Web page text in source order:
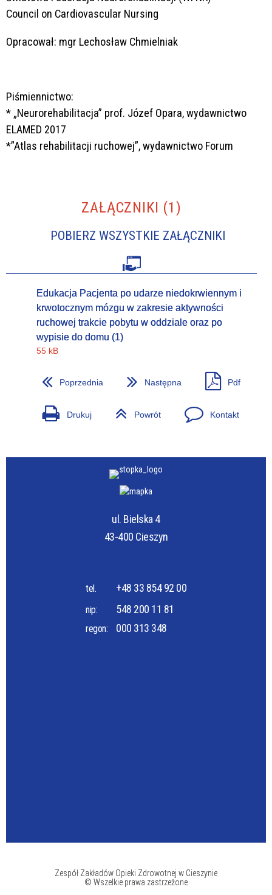
Council on Cardiovascular Nursing
Opracował: mgr Lechosław Chmielniak
Piśmiennictwo:
* „Neurorehabilitacja” prof. Józef Opara, wydawnictwo
ELAMED 2017
*”Atlas rehabilitacji ruchowej”, wydawnictwo Forum
ZAŁĄCZNIKI (1)
POBIERZ WSZYSTKIE ZAŁĄCZNIKI
Edukacja Pacjenta po udarze niedokrwiennym i
krwotocznym mózgu w zakresie aktywności
ruchowej trakcie pobytu w oddziale oraz po
wypisie do domu (1)
55 kB
Poprzednia Następna Pdf
Drukuj Powrót Kontakt
ul. Bielska 4
43-400 Cieszyn
tel. +48 33 854 92 00
nip: 548 200 11 81
regon: 000 313 348
Zespół Zakładów Opieki Zdrowotnej w Cieszynie
© Wszelkie prawa zastrzeżone